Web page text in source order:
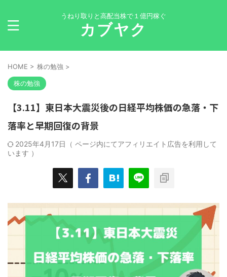
うねり取りと高配当株で１億円稼ぐ
カブヤク
HOME > 株の勉強 >
株の勉強
【3.11】東日本大震災後の日経平均株価の急落・下
落率と早期回復の背景
2025年4月17日